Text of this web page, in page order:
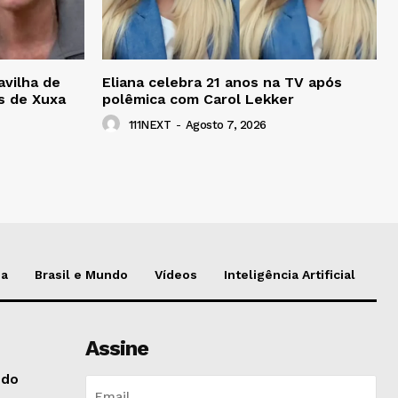
de
de Xuxa
Eliana celebra 21 anos na TV após
polêmica com Carol Lekker
111NEXT - Agosto 7, 2026
Brasil e Mundo Vídeos Inteligência Artificial
Assine